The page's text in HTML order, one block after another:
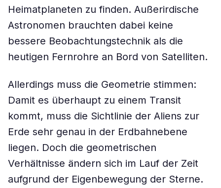
Heimatplaneten zu finden. Außerirdische
Astronomen brauchten dabei keine
bessere Beobachtungstechnik als die
heutigen Fernrohre an Bord von Satelliten.
Allerdings muss die Geometrie stimmen:
Damit es überhaupt zu einem Transit
kommt, muss die Sichtlinie der Aliens zur
Erde sehr genau in der Erdbahnebene
liegen. Doch die geometrischen
Verhältnisse ändern sich im Lauf der Zeit
aufgrund der Eigenbewegung der Sterne.